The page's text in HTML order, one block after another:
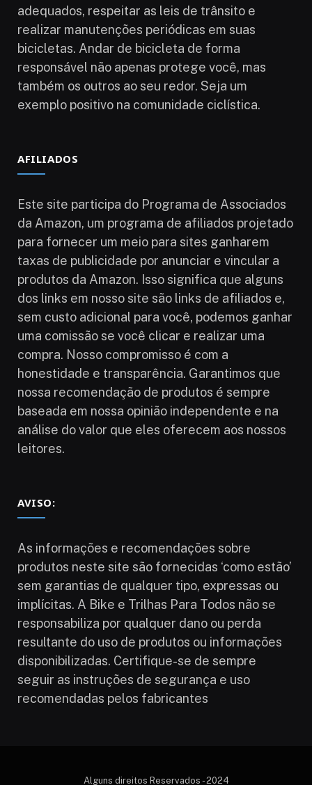
adequados, respeitar as leis de trânsito e
realizar manutenções periódicas em suas
bicicletas. Andar de bicicleta de forma
responsável não apenas protege você, mas
também os outros ao seu redor. Seja um
exemplo positivo na comunidade ciclística.
AFILIADOS
Este site participa do Programa de Associados
da Amazon, um programa de afiliados projetado
para fornecer um meio para sites ganharem
taxas de publicidade por anunciar e vincular a
produtos da Amazon. Isso significa que alguns
dos links em nosso site são links de afiliados e,
sem custo adicional para você, podemos ganhar
uma comissão se você clicar e realizar uma
compra. Nosso compromisso é com a
honestidade e transparência. Garantimos que
nossa recomendação de produtos é sempre
baseada em nossa opinião independente e na
análise do valor que eles oferecem aos nossos
leitores.
AVISO:
As informações e recomendações sobre
produtos neste site são fornecidas ‘como estão’
sem garantias de qualquer tipo, expressas ou
implícitas. A Bike e Trilhas Para Todos não se
responsabiliza por qualquer dano ou perda
resultante do uso de produtos ou informações
disponibilizadas. Certifique-se de sempre
seguir as instruções de segurança e uso
recomendadas pelos fabricantes
Alguns direitos Reservados - 2024